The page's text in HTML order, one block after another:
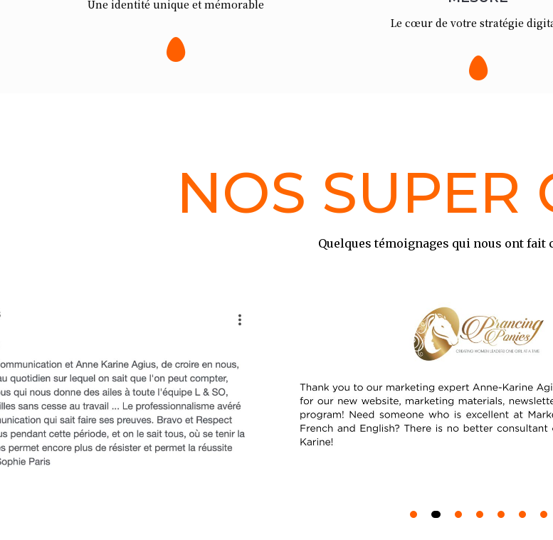
Une identité unique et mémorable

Le cœur de votre stratégie

NOS SUPER
Quelques témoignages qui nous ont fait